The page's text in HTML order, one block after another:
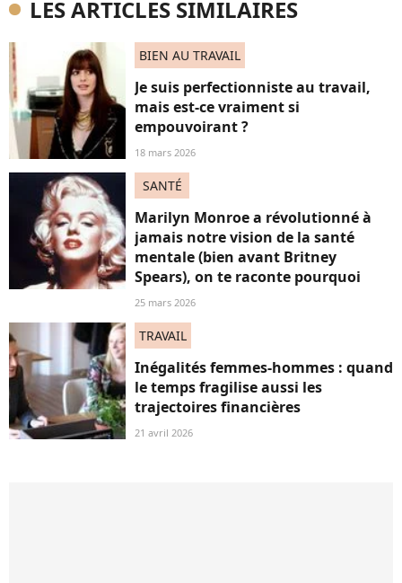
LES ARTICLES SIMILAIRES
BIEN AU TRAVAIL
Je suis perfectionniste au travail,
mais est-ce vraiment si
empouvoirant ?
18 mars 2026
SANTÉ
Marilyn Monroe a révolutionné à
jamais notre vision de la santé
mentale (bien avant Britney
Spears), on te raconte pourquoi
25 mars 2026
TRAVAIL
Inégalités femmes-hommes : quand
le temps fragilise aussi les
trajectoires financières
21 avril 2026